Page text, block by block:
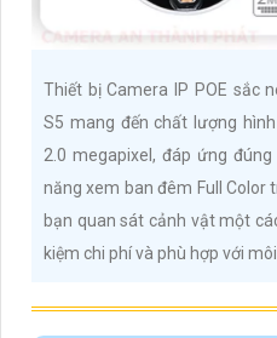
Thiết bị Camera IP POE sắc
S5 mang đến chất lượng
2.0 megapixel, đáp ứng
năng xem ban đêm Full Color
bạn quan sát cảnh vật một
kiệm chi phí và phù hợp với